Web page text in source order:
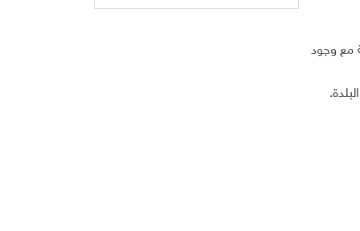
مع وجود